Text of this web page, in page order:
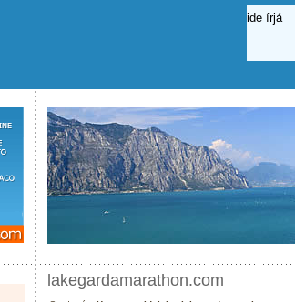
lakegardamarathon.com